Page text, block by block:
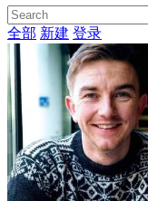
全部 新建 登录